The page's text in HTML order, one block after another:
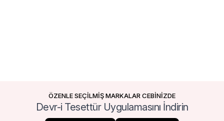
ÖZENLE SEÇİLMİŞ MARKALAR CEBİNİZDE
Devr-i Tesettür Uygulamasını İndirin